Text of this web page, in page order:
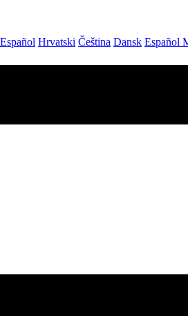
Español Hrvatski Čeština Dansk Español